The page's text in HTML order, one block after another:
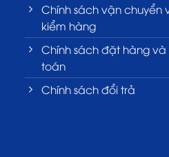
Chính sách vận chuyển
kiểm hàng
Chính sách đặt hàng và
toán
Chính sách đổi trả